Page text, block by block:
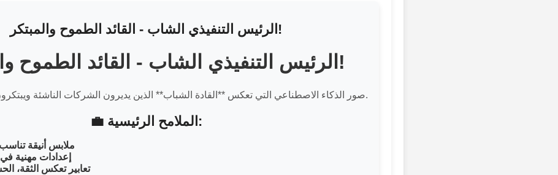
الرئيس التنفيذي الشاب - القائد الطموح والمبتكر!
الرئيس التنفيذي الشاب - القائد الطموح والمبتكر!
صور الذكاء الاصطناعي التي تعكس **القادة الشباب** الذين يديرون الشركات الناشئة ويبتكرون في عالم الأعمال.
💼 الملامح الرئيسية:
ملابس أنيقة
إعدادات مهنية
تعابير تعكس الثقة،